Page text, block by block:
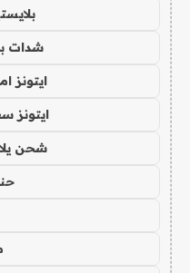
شدات
ايتونز
ايتونز
شحن